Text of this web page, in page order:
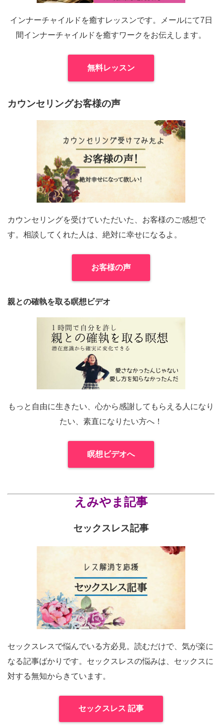
インナーチャイルドを癒すレッスンです。メールにて7日
間インナーチャイルドを癒すワークをお伝えします。
無料レッスン
カウンセリングお客様の声
カウンセリングを受けていただいた、お客様のご感想で
す。相談してくれた人は、絶対に幸せになるよ。
お客様の声
親との確執を取る瞑想ビデオ
もっと自由に生きたい、心から感謝してもらえる人になり
たい、素直になりたい方へ！
瞑想ビデオへ
えみやま記事
セックスレス記事
セックスレスで悩んでいる方必見。読むだけで、気が楽に
なる記事ばかりです。セックスレスの悩みは、セックスに
対する無知からきています。
セックスレス 記事